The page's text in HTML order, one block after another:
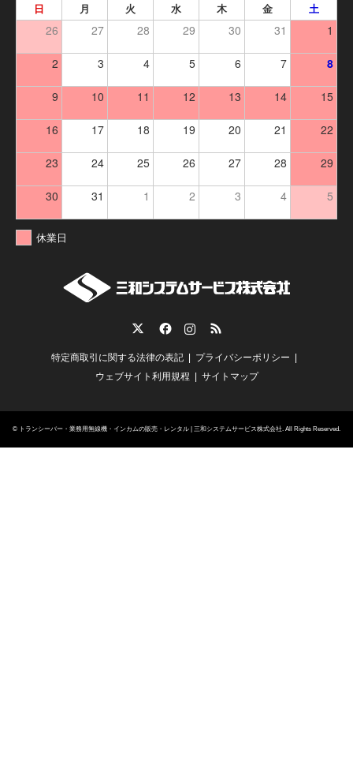
日 月 火 水 木 金 土
26 27 28 29 30 31 1
2 3 4 5 6 7 8
9 10 11 12 13 14 15
16 17 18 19 20 21 22
23 24 25 26 27 28 29
30 31 1 2 3 4 5
休業日
RSS
特定商取引に関する法律の表記
プライバシーポリシー
ウェブサイト利用規程
サイトマップ
© トランシーバー・業務用無線機・インカムの販売・レンタル | 三和システムサービス株式会社. All Rights Reserved.